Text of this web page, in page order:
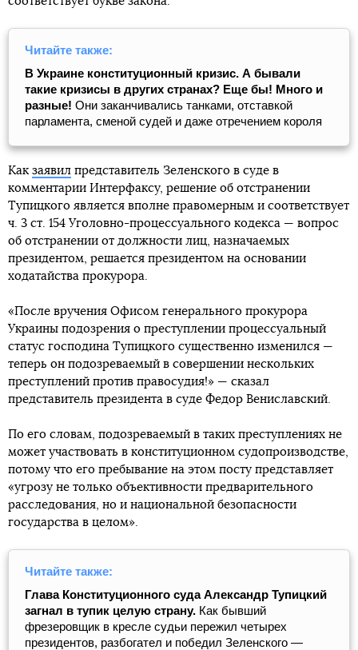
Читайте также:
В Украине конституционный кризис. А бывали
такие кризисы в других странах? Еще бы! Много и
разные! Они заканчивались танками, отставкой
парламента, сменой судей и даже отречением короля
Как заявил представитель Зеленского в суде в
комментарии Интерфаксу, решение об отстранении
Тупицкого является вполне правомерным и соответствует
ч. 3 ст. 154 Уголовно-процессуального кодекса — вопрос
об отстранении от должности лиц, назначаемых
президентом, решается президентом на основании
ходатайства прокурора.
«После вручения Офисом генерального прокурора
Украины подозрения о преступлении процессуальный
статус господина Тупицкого существенно изменился —
теперь он подозреваемый в совершении нескольких
преступлений против правосудия!» — сказал
представитель президента в суде Федор Вениславский.
По его словам, подозреваемый в таких преступлениях не
может участвовать в конституционном судопроизводстве,
потому что его пребывание на этом посту представляет
«угрозу не только объективности предварительного
расследования, но и национальной безопасности
государства в целом».
Читайте также:
Глава Конституционного суда Александр Тупицкий
загнал в тупик целую страну. Как бывший
фрезеровщик в кресле судьи пережил четырех
президентов, разбогател и победил Зеленского —